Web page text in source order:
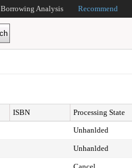
Borrowing Analysis Recommend
ISBN Processing State
Unhanlded
Unhanlded